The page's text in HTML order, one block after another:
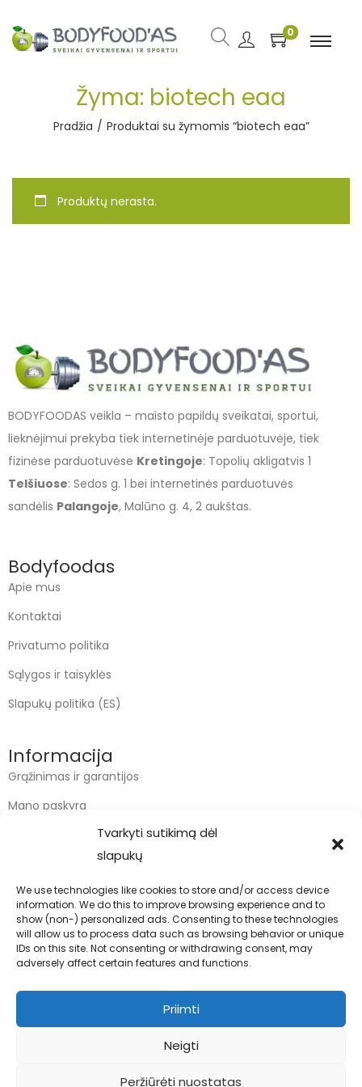
Tvarkyti sutikimą dėl
slapukų
We use technologies like cookies to store and/or access device
information. We do this to improve browsing experience and to
show (non-) personalized ads. Consenting to these technologies
will allow us to process data such as browsing behavior or unique
IDs on this site. Not consenting or withdrawing consent, may
adversely affect certain features and functions.
Priimti
Neigti
Peržiūrėti nuostatas
0
Žyma: biotech eaa
Pradžia / Produktai su žymomis “biotech eaa”
Produktų nerasta.
BODYFOODAS veikla – maisto papildų sveikatai, sportui,
lieknėjimui prekyba tiek internetinėje parduotuvėje, tiek
fizinėse parduotuvėse Kretingoje: Topolių akligatvis 1
Telšiuose: Sedos g. 1 bei internetinės parduotuvės
sandėlis Palangoje, Malūno g. 4, 2 aukštas.
Bodyfoodas
Apie mus
Kontaktai
Privatumo politika
Sąlygos ir taisyklės
Slapukų politika (ES)
Informacija
Grąžinimas ir garantijos
Mano paskyra
Kontaktai
info@bodyfoodas.lt
+370 600 77017
Visos teisės saugomos © Bodyfoodas.lt 2026